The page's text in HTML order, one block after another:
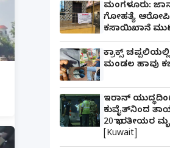
ಮಂಗಳೂರು:
ಗೋಹತ್ಯೆ
ಕಸಾಯಿಖಾನೆ
ಕ್ರಾಕ್ಸ್
ಮಂಡಲ ಹಾವು
ಇರಾನ್
ಕುವೈತ್‌ನಿಂದ
20 ಭಾರತೀಯರ
[Kuwait]